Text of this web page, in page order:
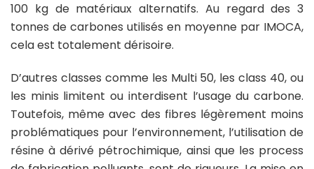
100 kg de matériaux alternatifs. Au regard des 3
tonnes de carbones utilisés en moyenne par IMOCA,
cela est totalement dérisoire.
D’autres classes comme les Multi 50, les class 40, ou
les minis limitent ou interdisent l’usage du carbone.
Toutefois, même avec des fibres légèrement moins
problématiques pour l’environnement, l’utilisation de
résine à dérivé pétrochimique, ainsi que les process